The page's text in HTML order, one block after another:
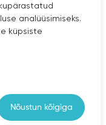
analüüsimiseks.
küpsiste
Nõustun kõigiga